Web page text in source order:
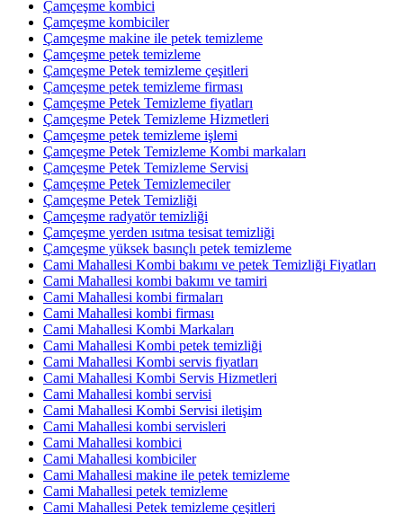
Çamçeşme kombici
Çamçeşme kombiciler
Çamçeşme makine ile petek temizleme
Çamçeşme petek temizleme
Çamçeşme Petek temizleme çeşitleri
Çamçeşme petek temizleme firması
Çamçeşme Petek Temizleme fiyatları
Çamçeşme Petek Temizleme Hizmetleri
Çamçeşme petek temizleme işlemi
Çamçeşme Petek Temizleme Kombi markaları
Çamçeşme Petek Temizleme Servisi
Çamçeşme Petek Temizlemeciler
Çamçeşme Petek Temizliği
Çamçeşme radyatör temizliği
Çamçeşme yerden ısıtma tesisat temizliği
Çamçeşme yüksek basınçlı petek temizleme
Cami Mahallesi Kombi bakımı ve petek Temizliği Fiyatları
Cami Mahallesi kombi bakımı ve tamiri
Cami Mahallesi kombi firmaları
Cami Mahallesi kombi firması
Cami Mahallesi Kombi Markaları
Cami Mahallesi Kombi petek temizliği
Cami Mahallesi Kombi servis fiyatları
Cami Mahallesi Kombi Servis Hizmetleri
Cami Mahallesi kombi servisi
Cami Mahallesi Kombi Servisi iletişim
Cami Mahallesi kombi servisleri
Cami Mahallesi kombici
Cami Mahallesi kombiciler
Cami Mahallesi makine ile petek temizleme
Cami Mahallesi petek temizleme
Cami Mahallesi Petek temizleme çeşitleri